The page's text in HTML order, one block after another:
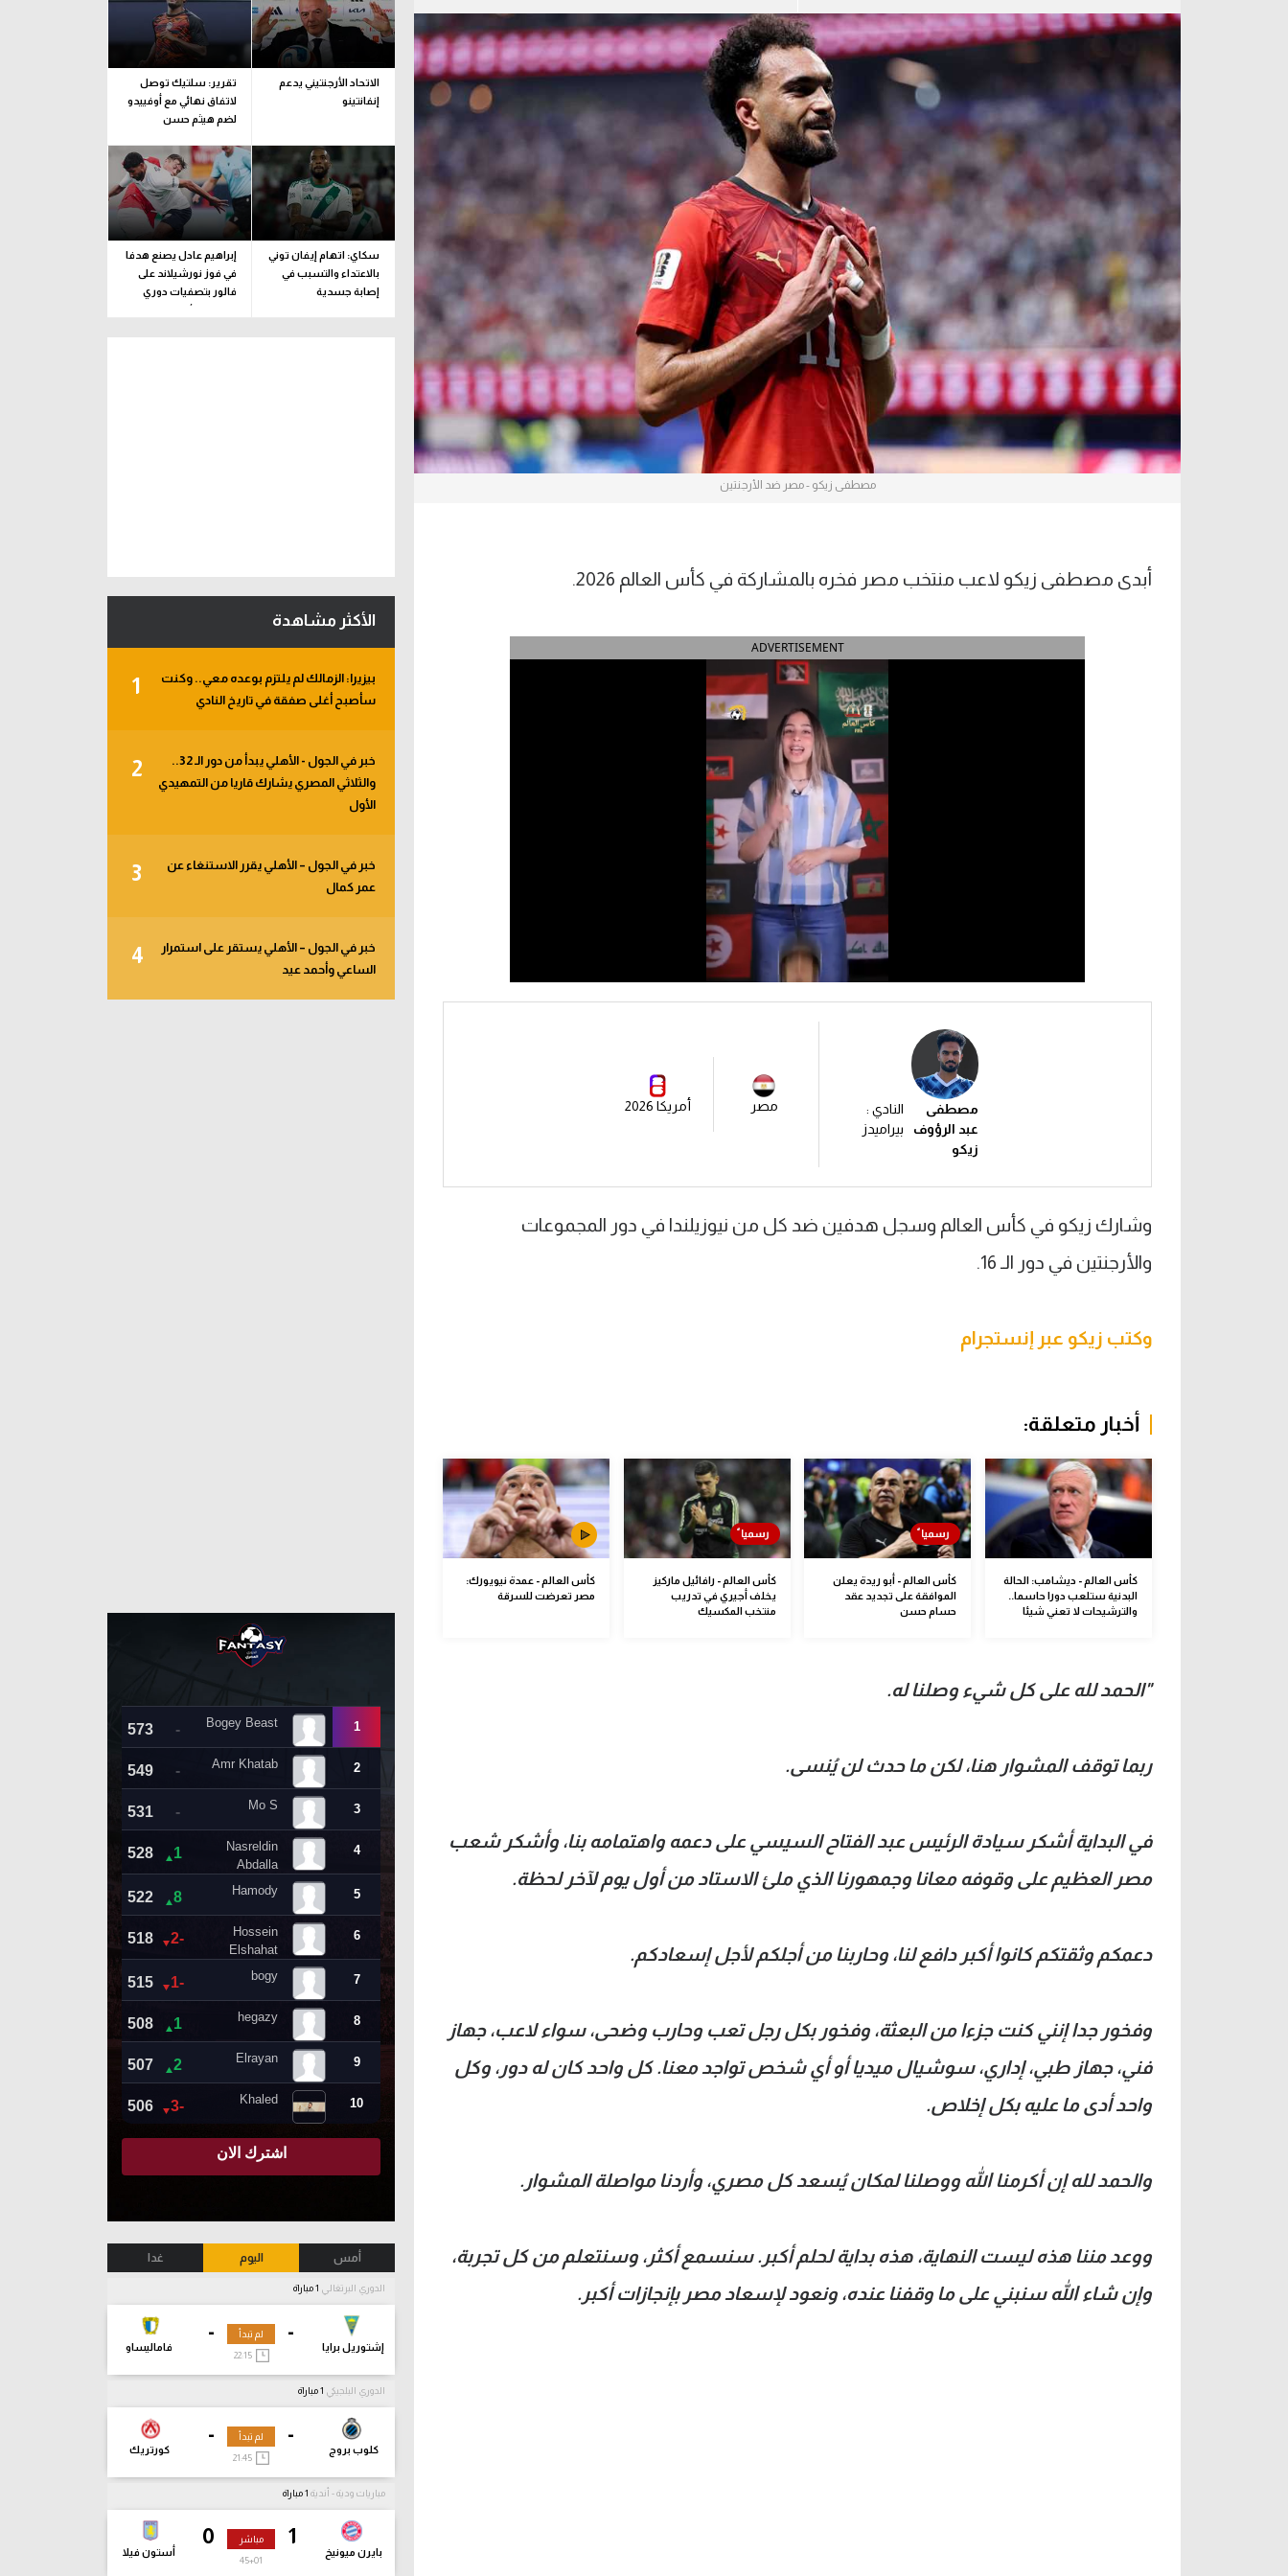
آراء حرة الدوري السعودي للمحترفين
دوري أبطال أوروبا
دوري أبطال إفريقيا
كل البطولات
دوري أبطال أوروبا
القسم الثاني
آسيا
أمريكا
ركن الألعاب
مصطفى زيكو - مصر ضد الأرجنتين
أبدى مصطفى زيكو لاعب منتخب مصر فخره بالمشاركة في كأس العالم 2026.
ADVERTISEMENT
مصطفى
عبد الرؤوف
زيكو
النادي :
بيراميدز
مصر أمريكا 2026
وشارك زيكو في كأس العالم وسجل هدفين ضد كل من نيوزيلندا في دور المجموعات
والأرجنتين في دور الـ 16.
وكتب زيكو عبر إنستجرام
أخبار متعلقة:
كأس العالم - ديشامب: الحالة
البدنية ستلعب دورا حاسما..
والترشيحات لا تعني شيئا
كأس العالم - أبو ريدة يعلن
الموافقة على تجديد عقد
حسام حسن
كأس العالم - رافائيل ماركيز
يخلف أجيري في تدريب
منتخب المكسيك
كأس العالم - عمدة نيويورك:
مصر تعرضت للسرقة
"الحمد لله على كل شيء وصلنا له.
ربما توقف المشوار هنا، لكن ما حدث لن يُنسى.
في البداية أشكر سيادة الرئيس عبد الفتاح السيسي على دعمه واهتمامه بنا، وأشكر شعب
مصر العظيم على وقوفه معانا وجمهورنا الذي ملئ الاستاد من أول يوم لآخر لحظة.
دعمكم وثقتكم كانوا أكبر دافع لنا، وحاربنا من أجلكم لأجل إسعادكم.
وفخور جدا إنني كنت جزءا من البعثة، وفخور بكل رجل تعب وحارب وضحى، سواء لاعب، جهاز
فني، جهاز طبي، إداري، سوشيال ميديا أو أي شخص تواجد معنا. كل واحد كان له دور، وكل
واحد أدى ما عليه بكل إخلاص.
والحمد لله إن أكرمنا الله ووصلنا لمكان يُسعد كل مصري، وأردنا مواصلة المشوار.
ووعد مننا هذه ليست النهاية، هذه بداية لحلم أكبر. سنسمع أكثر، وسنتعلم من كل تجربة،
وإن شاء الله سنبني على ما وقفنا عنده، ونعود لإسعاد مصر بإنجازات أكبر.
الاتحاد الأرجنتيني يدعم
إنفانتينو
تقرير: سلتيك توصل
لاتفاق نهائي مع أوفييدو
لضم هيثم حسن
سكاي: اتهام إيفان توني
بالاعتداء والتسبب في
إصابة جسدية
إبراهيم عادل يصنع هدفا
في فوز نورشيلاند على
فالور بتصفيات دوري
المؤتمر الأوروبي
الأكثر مشاهدة
1
بيزيرا: الزمالك لم يلتزم بوعده معي.. وكنت
سأصبح أغلى صفقة في تاريخ النادي
2
خبر في الجول - الأهلي يبدأ من دور الـ 32..
والثلاثي المصري يشارك قاريا من التمهيدي
الأول
3
خبر في الجول – الأهلي يقرر الاستنغاء عن
عمر كمال
4
خبر في الجول – الأهلي يستقر على استمرار
الساعي وأحمد عيد
أمس اليوم غدا
الدوري البرتغالي
-
إشتوريل برايا
-
فاماليساو
لم تبدأ
22:15
الدوري البلجيكي
-
كلوب بروج
-
كورتريك
لم تبدأ
مباريات ودية - أندية
1
بايرن ميونيخ
0
أستون فيلا
مباشر
45+01